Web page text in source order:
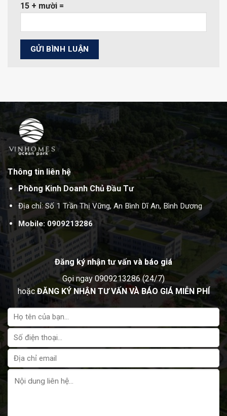
15 + mười =
Thông tin liên hệ
Phòng Kinh Doanh Chủ Đầu Tư
Địa chỉ: Số 1 Trần Thị Vững, An Bình Dĩ An, Bình Dương
Mobile: 0909213286
Đăng ký nhận tư vấn và báo giá
Gọi ngay 0909213286 (24/7)
hoặcĐĂNG KÝ NHẬN TƯ VẤN VÀ BÁO GIÁ MIỄN PHÍ